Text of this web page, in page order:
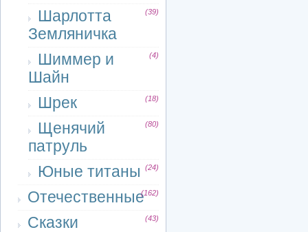
Шарлотта
Земляничка
(39)
Шиммер и
Шайн
(4)
Шрек (18)
Щенячий
патруль
(80)
Юные титаны (24)
Отечественные(162)
Сказки (43)